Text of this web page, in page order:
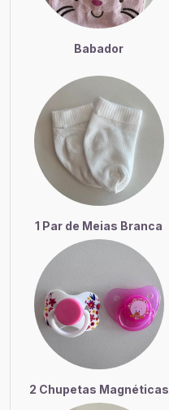
Babador
1 Par de Meias Branca
2 Chupetas Magnéticas